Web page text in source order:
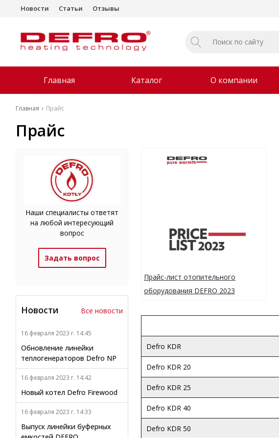
Новости Статьи Отзывы
Главная Каталог О компании
Главная Прайс
Прайс
Наши специалисты ответят
на любой интересующий
вопрос
Задать вопрос
Новости Все новости
16 февраля 2023 г. 14:45
Обновление линейки
теплогенераторов Defro NP
16 февраля 2023 г. 14:42
Новый котел Defro Firewood
16 февраля 2023 г. 14:33
Выпуск линейки буферных
Прайс-лист отопительного
оборудования DEFRO 2023
Defro KDR
Defro KDR 20
Defro KDR 25
Defro KDR 40
Defro KDR 50